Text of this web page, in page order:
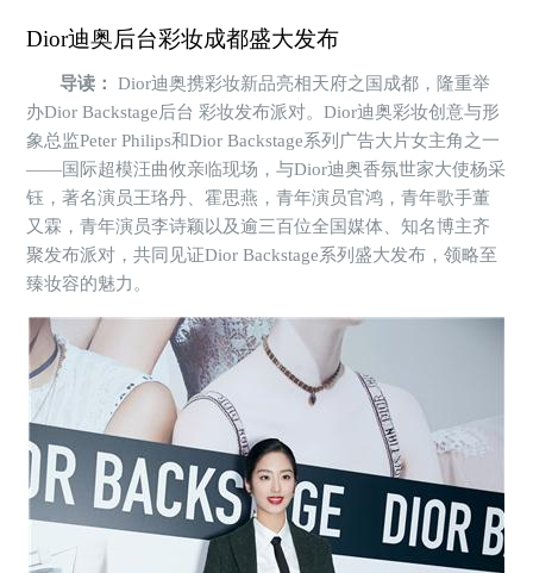
Dior迪奥后台彩妆成都盛大发布
导读：
Dior迪奥携彩妆新品亮相天府之国成都，隆重举
办Dior Backstage后台 彩妆发布派对。Dior迪奥彩妆创意与形
象总监Peter Philips和Dior Backstage系列广告大片女主角之一
——国际超模汪曲攸亲临现场，与Dior迪奥香氛世家大使杨采
钰，著名演员王珞丹、霍思燕，青年演员官鸿，青年歌手董
又霖，青年演员李诗颖以及逾三百位全国媒体、知名博主齐
聚发布派对，共同见证Dior Backstage系列盛大发布，领略至
臻妆容的魅力。